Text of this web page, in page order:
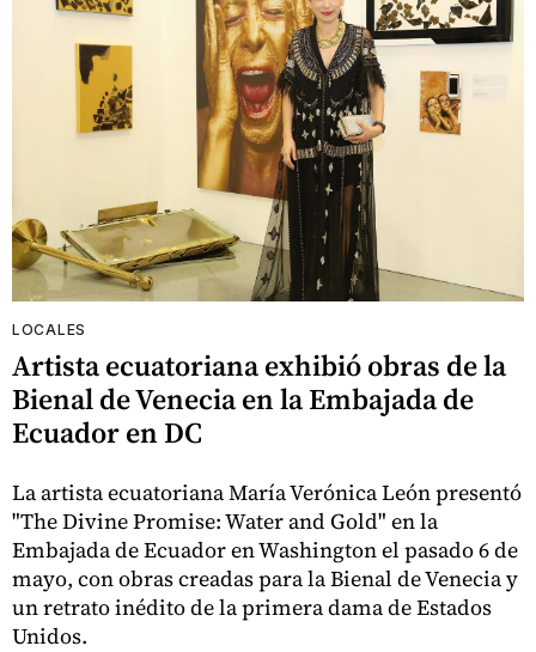
LOCALES
Artista ecuatoriana exhibió obras de la
Bienal de Venecia en la Embajada de
Ecuador en DC
La artista ecuatoriana María Verónica León presentó
"The Divine Promise: Water and Gold" en la
Embajada de Ecuador en Washington el pasado 6 de
mayo, con obras creadas para la Bienal de Venecia y
un retrato inédito de la primera dama de Estados
Unidos.